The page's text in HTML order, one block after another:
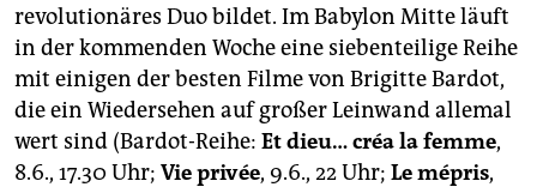
revolutionäres Duo bildet. Im Babylon Mitte läuft
in der kommenden Woche eine siebenteilige Reihe
mit einigen der besten Filme von Brigitte Bardot,
die ein Wiedersehen auf großer Leinwand allemal
wert sind (Bardot-Reihe: Et dieu… créa la femme,
8.6., 17.30 Uhr; Vie privée, 9.6., 22 Uhr; Le mépris,